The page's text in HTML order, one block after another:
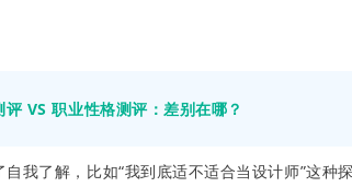
评 VS 职业性格测评：差别在哪？
我了解，比如“我到底适不适合当设计师”这种